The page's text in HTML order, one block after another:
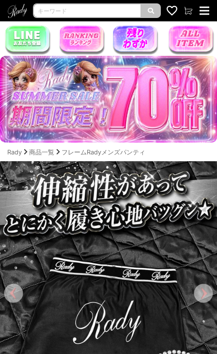
Rady 商品一覧 フレームRadyメンズパンティ